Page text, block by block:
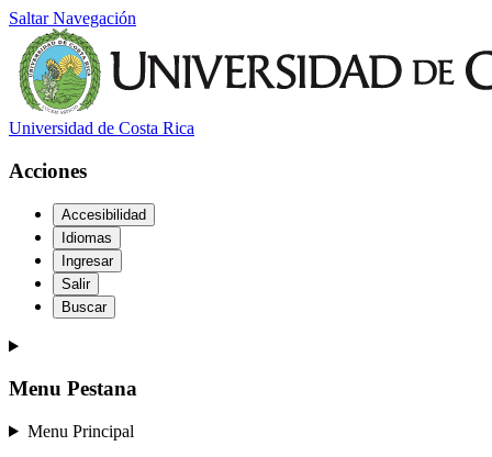
Saltar Navegación
Universidad de Costa Rica
Acciones
Accesibilidad
Idiomas
Ingresar
Salir
Buscar
Menu Pestana
Menu Principal